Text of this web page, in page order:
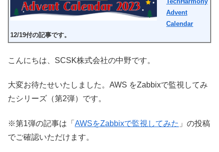
Advent
Calendar
12/19付の記事です。
こんにちは、SCSK株式会社の中野です。
大変お待たせいたしました。AWS をZabbixで監視してみ
たシリーズ（第2弾）です。
※第1弾の記事は「 AWSをZabbixで監視してみた 」の投稿
でご確認いただけます。